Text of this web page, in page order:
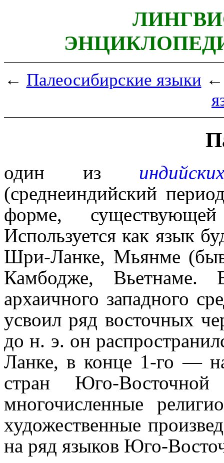
← Палеосибирские языки
один из
(среднеиндийский
форме,
Используется как язык
Шри-Ланке, Мьянме
Камбодже, Вьетнаме.
архаичного западного
усвоил ряд восточных
до н. э. он
Ланке, в конце 1‑го —
стран Юго-
многочисленные
художественные
на ряд языков Юго-